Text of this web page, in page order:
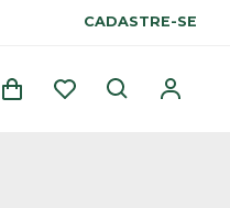
CADASTRE-SE